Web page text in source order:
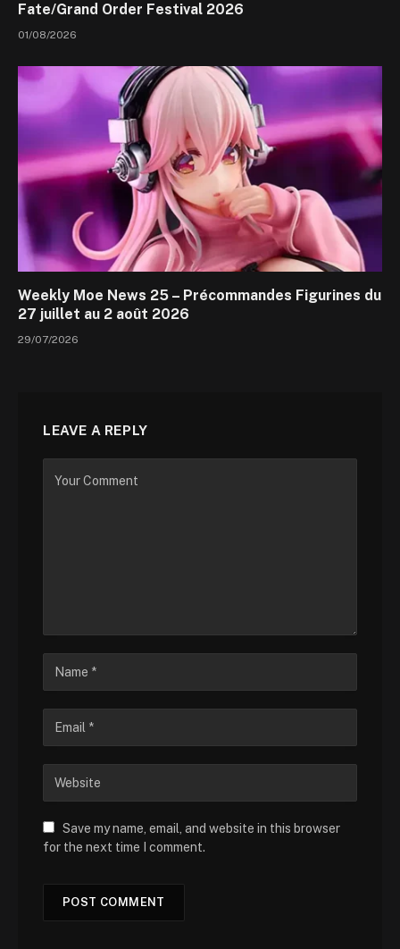
Fate/Grand Order Festival 2026
01/08/2026
Weekly Moe News 25 – Précommandes Figurines du
27 juillet au 2 août 2026
29/07/2026
LEAVE A REPLY
Save my name, email, and website in this browser
for the next time I comment.